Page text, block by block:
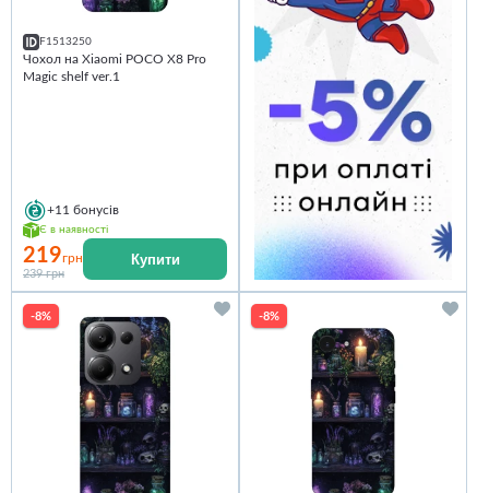
F1513250
Чохол на Xiaomi POCO X8 Pro
Magic shelf ver.1
+11 бонусів
Є в наявності
219грн
239 грн
Купити
-8% -8%